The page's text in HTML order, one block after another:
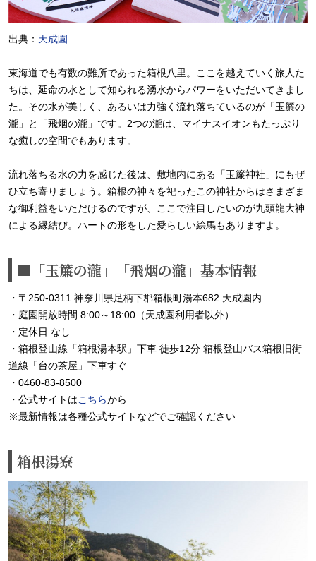
出典： 天成園
東海道でも有数の難所であった箱根八里。ここを越えていく旅人た
ちは、延命の水として知られる湧水からパワーをいただいてきまし
た。その水が美しく、あるいは力強く流れ落ちているのが「玉簾の
瀧」と「飛烟の瀧」です。2つの瀧は、マイナスイオンもたっぷり
な癒しの空間でもあります。
流れ落ちる水の力を感じた後は、敷地内にある「玉簾神社」にもぜ
ひ立ち寄りましょう。箱根の神々を祀ったこの神社からはさまざま
な御利益をいただけるのですが、ここで注目したいのが九頭龍大神
による縁結び。ハートの形をした愛らしい絵馬もありますよ。
■「玉簾の瀧」「飛烟の瀧」基本情報
・〒250-0311 神奈川県足柄下郡箱根町湯本682 天成園内
・庭園開放時間 8:00～18:00（天成園利用者以外）
・定休日 なし
・箱根登山線「箱根湯本駅」下車 徒歩12分 箱根登山バス箱根旧街
道線「台の茶屋」下車すぐ
・0460-83-8500
・公式サイトはこちらから
※最新情報は各種公式サイトなどでご確認ください
箱根湯寮